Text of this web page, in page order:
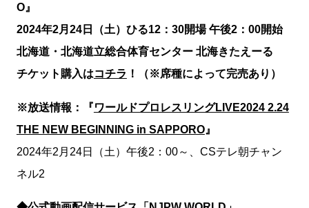
O』
2024年2月24日（土）ひる12：30開場 午後2：00開始
北海道・北海道立総合体育センター 北海きたえーる
チケット購入はコチラ ！ （※席種によって完売あり）
※放送情報：『ワールドプロレスリングLIVE2024 2.24
THE NEW BEGINNING in SAPPORO』
2024年2月24日（土）午後2：00～、CSテレ朝チャン
ネル2